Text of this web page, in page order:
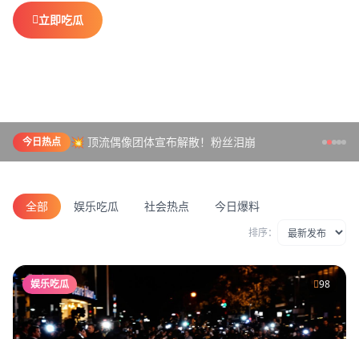
立即吃瓜
今日热点 💥 顶流偶像团体宣布解散！粉丝泪崩
全部 娱乐吃瓜 社会热点 今日爆料
排序：
娱乐吃瓜 98